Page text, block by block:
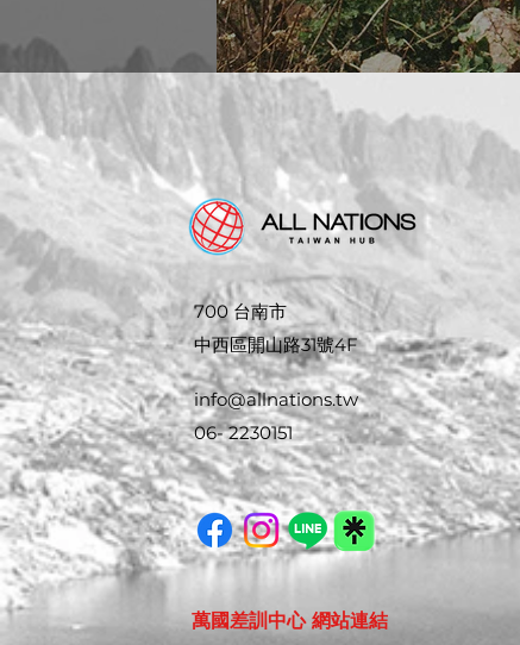
700 台南市
中西區開山路31號4F
info@allnations.tw
06- 2230151
萬國差訓中心 網站連結